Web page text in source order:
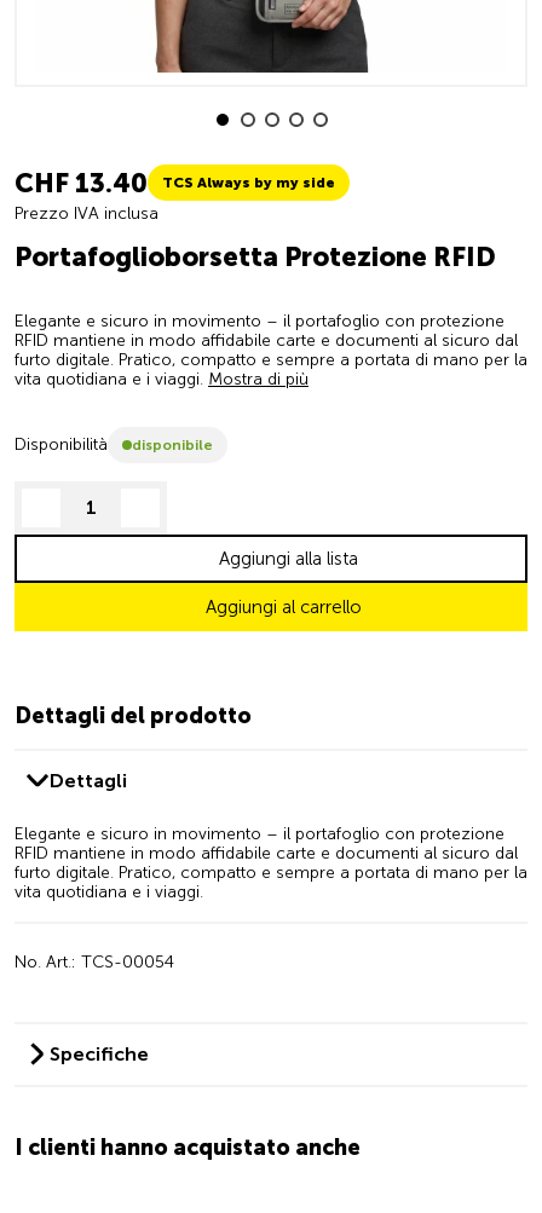
CHF 13.40 TCS Always by my side
Prezzo IVA inclusa
Portafoglioborsetta Protezione RFID
Elegante e sicuro in movimento – il portafoglio con protezione
RFID mantiene in modo affidabile carte e documenti al sicuro dal
furto digitale. Pratico, compatto e sempre a portata di mano per la
vita quotidiana e i viaggi. Mostra di più
Disponibilità disponibile
decrease quantity
Aggiungi al carrello
Aggiungi alla lista
Dettagli del prodotto
Dettagli
Elegante e sicuro in movimento – il portafoglio con protezione
RFID mantiene in modo affidabile carte e documenti al sicuro dal
furto digitale. Pratico, compatto e sempre a portata di mano per la
vita quotidiana e i viaggi.
No. Art.: TCS-00054
Specifiche
I clienti hanno acquistato anche